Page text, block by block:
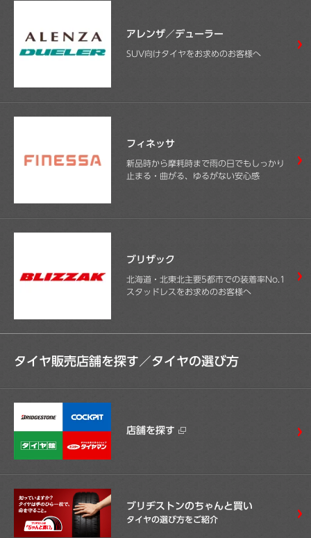
アレンザ／デューラー
SUV向けタイヤをお求めのお客様へ
フィネッサ
新品時から摩耗時まで雨の日でもしっかり
止まる・曲がる、ゆるがない安心感
ブリザック
北海道・北東北主要5都市での装着率No.1
スタッドレスをお求めのお客様へ
タイヤ販売店舗を探す／タイヤの選び方
店舗を探す
ブリヂストンのちゃんと買い
タイヤの選び方をご紹介